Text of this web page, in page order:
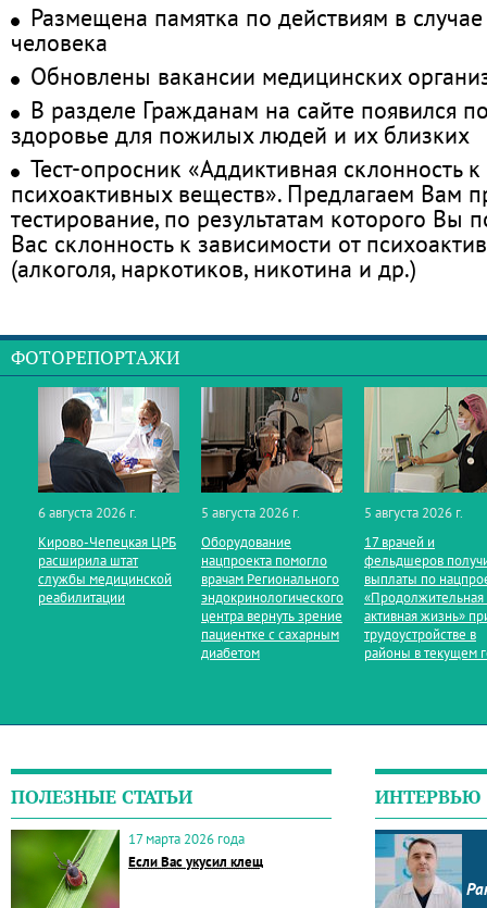
Размещена памятка по действиям в
человека
Обновлены вакансии медицинских
В разделе Гражданам на сайте появился
здоровье для пожилых людей и их близких
Тест-опросник «Аддиктивная склонность
психоактивных веществ». Предлагаем Вам
тестирование, по результатам которого Вы
Вас склонность к зависимости от
(алкоголя, наркотиков, никотина и др.)
ФОТОРЕПОРТАЖИ
6 августа 2026 г.
Кирово‑Чепецкая ЦРБ
расширила штат
службы медицинской
реабилитации
5 августа 2026 г.
Оборудование
нацпроекта помогло
врачам Регионального
эндокринологического
центра вернуть зрение
пациентке с сахарным
диабетом
5 августа 2026 г.
17 врачей и
фельдшеров
выплаты по
«Продолжительная
активная жизнь»
трудоустройстве в
районы в текущем
ПОЛЕЗНЫЕ СТАТЬИ
17 марта 2026 года
Если Вас укусил клещ
ИНТЕРВЬЮ